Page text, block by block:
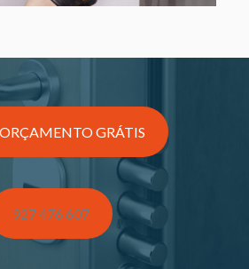
GRÁTIS
927 476 607